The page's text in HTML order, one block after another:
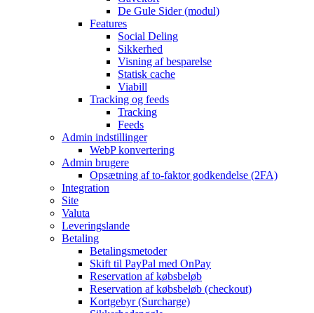
De Gule Sider (modul)
Features
Social Deling
Sikkerhed
Visning af besparelse
Statisk cache
Viabill
Tracking og feeds
Tracking
Feeds
Admin indstillinger
WebP konvertering
Admin brugere
Opsætning af to-faktor godkendelse (2FA)
Integration
Site
Valuta
Leveringslande
Betaling
Betalingsmetoder
Skift til PayPal med OnPay
Reservation af købsbeløb
Reservation af købsbeløb (checkout)
Kortgebyr (Surcharge)